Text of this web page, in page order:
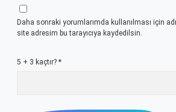
Daha sonraki yorumlarımda kullanılması için
site adresim bu tarayıcıya kaydedilsin.
5 + 3 kaçtır? *